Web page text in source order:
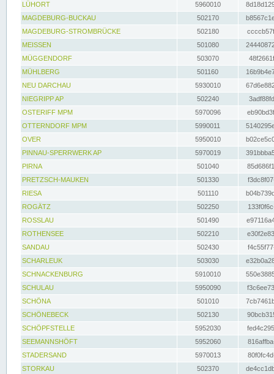
LÜHORT
5960010
MAGDEBURG-BUCKAU
502170
MAGDEBURG-STROMBRÜCKE
502180
MEISSEN
501080
MÜGGENDORF
503070
MÜHLBERG
501160
NEU DARCHAU
5930010
NIEGRIPP AP
502240
OSTERIFF MPM
5970096
OTTERNDORF MPM
5990011
OVER
5950010
PINNAU-SPERRWERK AP
5970019
PIRNA
501040
PRETZSCH-MAUKEN
501330
RIESA
501110
ROGÄTZ
502250
ROSSLAU
501490
ROTHENSEE
502210
SANDAU
502430
SCHARLEUK
503030
SCHNACKENBURG
5910010
SCHULAU
5950090
SCHÖNA
501010
SCHÖNEBECK
502130
SCHÖPFSTELLE
5952030
SEEMANNSHÖFT
5952060
STADERSAND
5970013
STORKAU
502370